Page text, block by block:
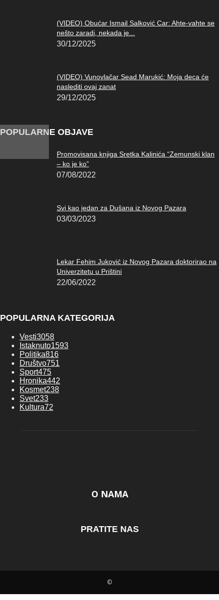
(VIDEO) Obućar Ismail Salković Car: Ahte-vahte se
nešto zaradi, nekada je...
30/12/2025
(VIDEO) Vunovlačar Sead Marukić: Moja deca će
naslediti ovaj zanat
29/12/2025
POPULARNE OBJAVE
Promovisana knjiga Sretka Kalinića “Zemunski klan
– ko je ko”
07/08/2022
Svi kao jedan za Dušana iz Novog Pazara
03/03/2023
Lekar Fehim Juković iz Novog Pazara doktorirao na
Univerzitetu u Prištini
22/06/2022
POPULARNA KATEGORIJA
Vesti3058
Istaknuto1593
Politika816
Društvo751
Sport475
Hronika442
Kosmet238
Svet233
Kultura72
O NAMA
PRATITE NAS
©